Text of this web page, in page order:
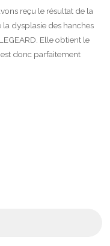
reçu le résultat de la
dysplasie des hanches
Elle obtient le
donc parfaitement